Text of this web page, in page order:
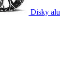
Disky alu